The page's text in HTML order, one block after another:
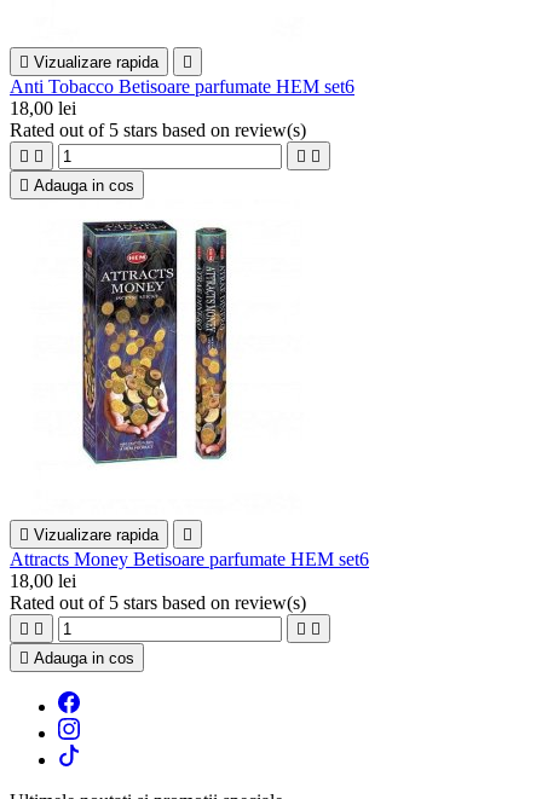
 Vizualizare rapida 
Anti Tobacco Betisoare parfumate HEM set6
18,00 lei
Rated out of 5 stars based on review(s)
   
 Adauga in cos
 Vizualizare rapida 
Attracts Money Betisoare parfumate HEM set6
18,00 lei
Rated out of 5 stars based on review(s)
   
 Adauga in cos